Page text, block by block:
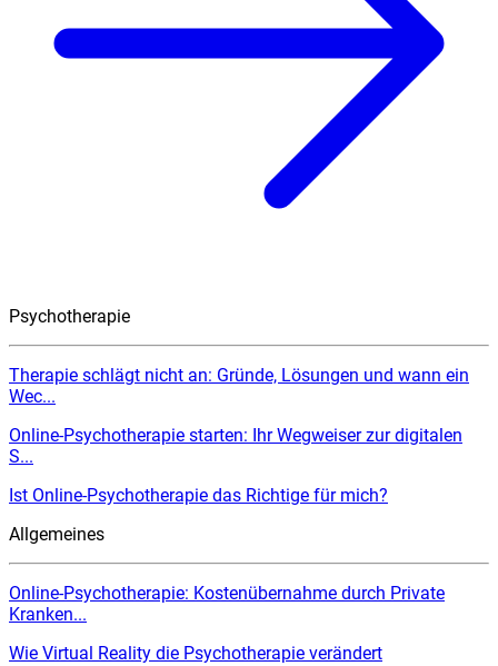
Psychotherapie
Therapie schlägt nicht an: Gründe, Lösungen und wann ein
Wec...
Online-Psychotherapie starten: Ihr Wegweiser zur digitalen
S...
Ist Online-Psychotherapie das Richtige für mich?
Allgemeines
Online-Psychotherapie: Kostenübernahme durch Private
Kranken...
Wie Virtual Reality die Psychotherapie verändert